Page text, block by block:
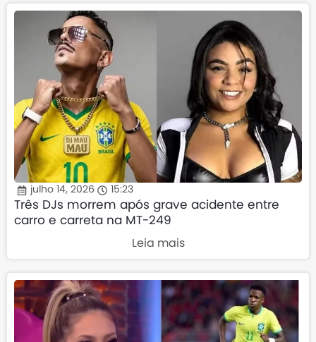
julho 14, 2026 15:23
Três DJs morrem após grave acidente entre
carro e carreta na MT-249
Leia mais